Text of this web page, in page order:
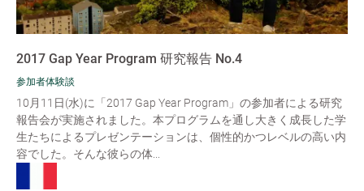
2017 Gap Year Program 研究報告 No.4
参加者体験談
10月11日(水)に「2017 Gap Year Program」の参加者による研究
報告会が実施されました。本プログラムを通し大きく成長した学
生たちによるプレゼンテーションは、個性的かつレベルの高い内
容でした。そんな彼らの体...